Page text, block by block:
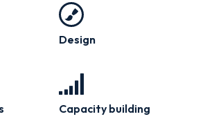
Design
Capacity building